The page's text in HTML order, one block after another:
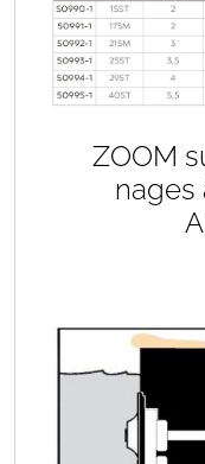
ZOOM
nages